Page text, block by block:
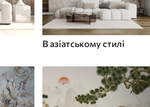
В азіатському стилі